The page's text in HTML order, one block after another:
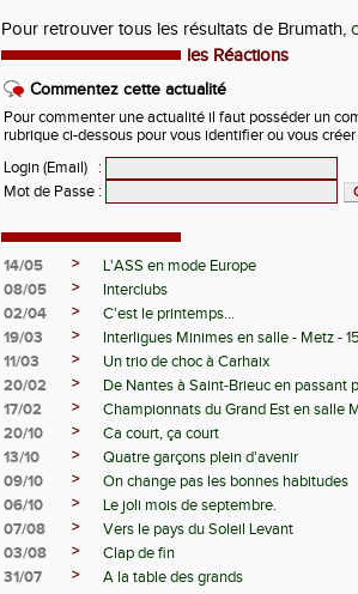
Pour retrouver tous les résultats de Brumath,
les Réactions
Commentez cette actualité
Pour commenter une actualité il faut posséder un
rubrique ci-dessous pour vous identifier ou vous
Login (Email)
:
Mot de Passe :
14/05 >
L'ASS en mode Europe
08/05
>
Interclubs
02/04
>
C'est le printemps...
19/03
>
Interligues Minimes en salle - Metz -
11/03
>
Un trio de choc à Carhaix
20/02
>
De Nantes à Saint-Brieuc en passant
17/02
>
Championnats du Grand Est en salle
20/10
>
Ca court, ça court
13/10
>
Quatre garçons plein d'avenir
09/10
>
On change pas les bonnes habitudes
06/10
>
Le joli mois de septembre.
07/08
>
Vers le pays du Soleil Levant
03/08
>
Clap de fin
31/07
>
A la table des grands